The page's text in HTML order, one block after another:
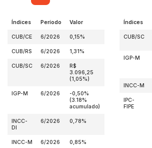
Índices Período Valor
CUB/CE 6/2026 0,15%
CUB/RS 6/2026 1,31%
CUB/SC 6/2026
R$
3.096,25
(1,05%)
IGP-M 6/2026
-0,50%
(3.18%
acumulado)
INCC-
DI
6/2026 0,78%
INCC-M 6/2026 0,85%
Índices
CUB/SC
IGP-M
INCC-M
IPC-
FIPE